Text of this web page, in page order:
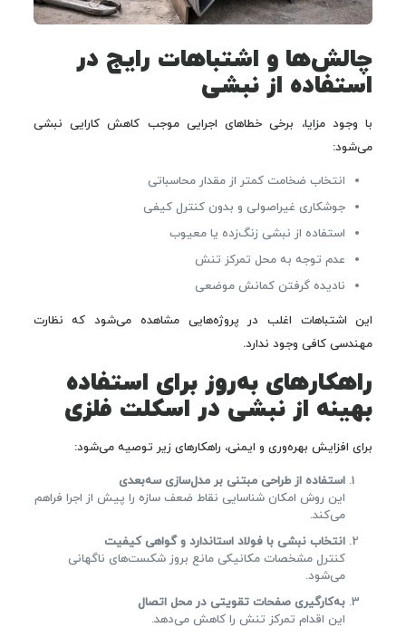
چالش‌ها و اشتباهات رایج در
استفاده از نبشی
با وجود مزایا، برخی خطاهای اجرایی موجب کاهش کارایی نبشی
می‌شود:
انتخاب ضخامت کمتر از مقدار محاسباتی
جوشکاری غیراصولی و بدون کنترل کیفی
استفاده از نبشی زنگ‌زده یا معیوب
عدم توجه به محل تمرکز تنش
نادیده گرفتن کمانش موضعی
این اشتباهات اغلب در پروژه‌هایی مشاهده می‌شود که نظارت
مهندسی کافی وجود ندارد.
راهکارهای به‌روز برای استفاده
بهینه از نبشی در اسکلت فلزی
برای افزایش بهره‌وری و ایمنی، راهکارهای زیر توصیه می‌شود:
استفاده از طراحی مبتنی بر مدل‌سازی سه‌بعدی
این روش امکان شناسایی نقاط ضعف سازه را پیش از اجرا فراهم
می‌کند.
انتخاب نبشی با فولاد استاندارد و گواهی کیفیت
کنترل مشخصات مکانیکی مانع بروز شکست‌های ناگهانی
می‌شود.
به‌کارگیری صفحات تقویتی در محل اتصال
این اقدام تمرکز تنش را کاهش می‌دهد.